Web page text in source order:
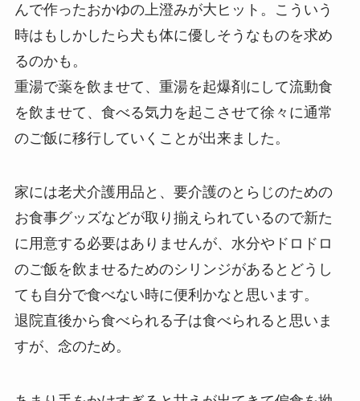
んで作ったおかゆの上澄みが大ヒット。こういう
時はもしかしたら犬も体に優しそうなものを求め
るのかも。
重湯で薬を飲ませて、重湯を起爆剤にして流動食
を飲ませて、食べる気力を起こさせて徐々に通常
のご飯に移行していくことが出来ました。
家には老犬介護用品と、要介護のとらじのための
お食事グッズなどが取り揃えられているので新た
に用意する必要はありませんが、水分やドロドロ
のご飯を飲ませるためのシリンジがあるとどうし
ても自分で食べない時に便利かなと思います。
退院直後から食べられる子は食べられると思いま
すが、念のため。